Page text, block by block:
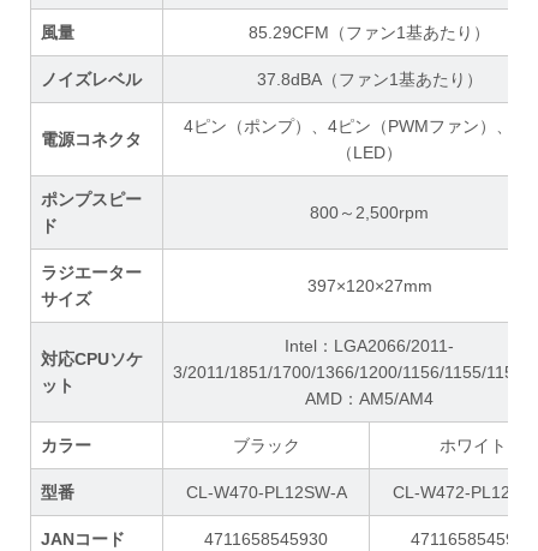
風量 85.29CFM（ファン1基あたり）
ノイズレベル 37.8dBA（ファン1基あたり）
電源コネクタ
4ピン（ポンプ）、4ピン（PWMファン）、3
（LED）
ポンプスピー
ド
800～2,500rpm
ラジエーター
サイズ
397×120×27mm
対応CPUソケ
ット
Intel：LGA2066/2011-
3/2011/1851/1700/1366/1200/1156/1155/1151/
AMD：AM5/AM4
カラー ブラック ホワイト
型番 CL-W470-PL12SW-A CL-W472-
JANコード 4711658545930 4711658545954